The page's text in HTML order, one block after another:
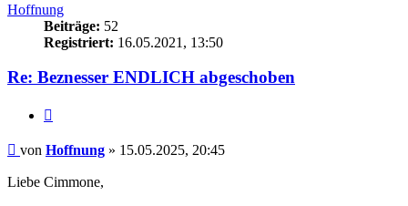
Hoffnung
Beiträge: 52
Registriert: 16.05.2021, 13:50
Re: Beznesser ENDLICH abgeschoben
Beitrag
von Hoffnung » 15.05.2025, 20:45
Liebe Cimmone,